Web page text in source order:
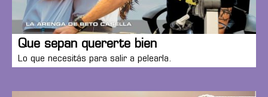
Que sepan quererte bien
Lo que necesitás para salir a pelearla.